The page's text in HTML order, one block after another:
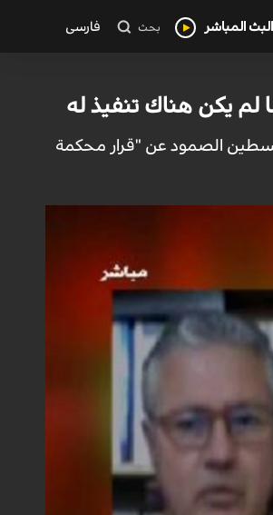
البث المباشر بحث فارسی
لم يكن هناك تنفيذ له
الصمود عن "قرار محكمة